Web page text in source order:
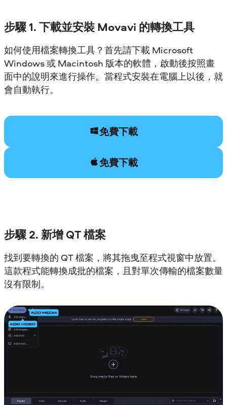
步驟 1. 下載並安裝 Movavi 的轉換工具
如何使用檔案轉換工具？首先請下載 Microsoft
Windows 或 Macintosh 版本的軟體，啟動後按照畫
面中的說明來進行操作。當程式安裝在電腦上以後，就
會自動執行。
免費下載
免費下載
步驟 2. 新增 QT 檔案
找到要轉換的 QT 檔案，將其拖曳至程式視窗中放置。
這款程式能轉換成批的檔案，且對單次傳輸的檔案數量
沒有限制。